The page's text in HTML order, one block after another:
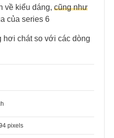
về kiểu dáng, cũng như
của series 6
hơi chát so với các dòng
pixels